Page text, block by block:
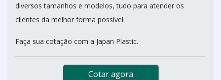
diversos tamanhos e modelos, tudo para atender os
clientes da melhor forma possível.
Faça sua cotação com a Japan Plastic.
Cotar agora